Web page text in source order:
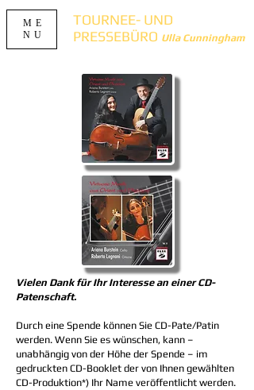
TOURNEE- UND
PRESSEBÜRO Ulla Cunningham
ME
NU
Vielen Dank für Ihr Interesse an einer CD-
Patenschaft.
Durch eine Spende können Sie CD-Pate/Patin
werden. Wenn Sie es wünschen, kann –
unabhängig von der Höhe der Spende – im
gedruckten CD-Booklet der von Ihnen gewählten
CD-Produktion*) Ihr Name veröffentlicht werden.